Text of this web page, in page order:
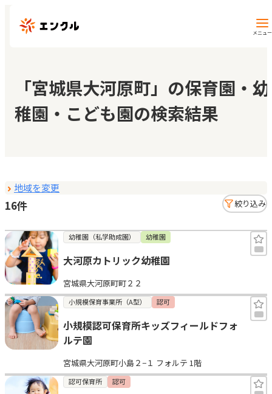
メニュー
保育園・幼稚園を探す
地図から探す
マイページ
お気に入り
見学日記
メッセージ
おすすめの園
「宮城県大河原町」の保育園・幼
稚園・こども園の検索結果
地域を変更
16件 絞り込み
幼稚園（私学助成園） 幼稚園
大河原カトリック幼稚園
宮城県大河原町町２２
小規模保育事業所（A型） 認可
小規模認可保育所キッズフィールドフォ
ルテ園
宮城県大河原町小島２−１ フォルテ 1階
認可保育所 認可